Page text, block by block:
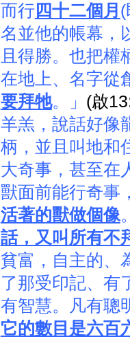
而行四十二個月
名並他的帳幕，
且得勝。也把
在地上、名字從
要拜牠。」 (啟
羊羔，說話好像
柄，並且叫地和
大奇事，甚至在
獸面前能行奇事
活著的獸做個像
話，又叫所有不
貧富，自主的、
了那受印記、有
有智慧。凡有聰
它的數目是六百